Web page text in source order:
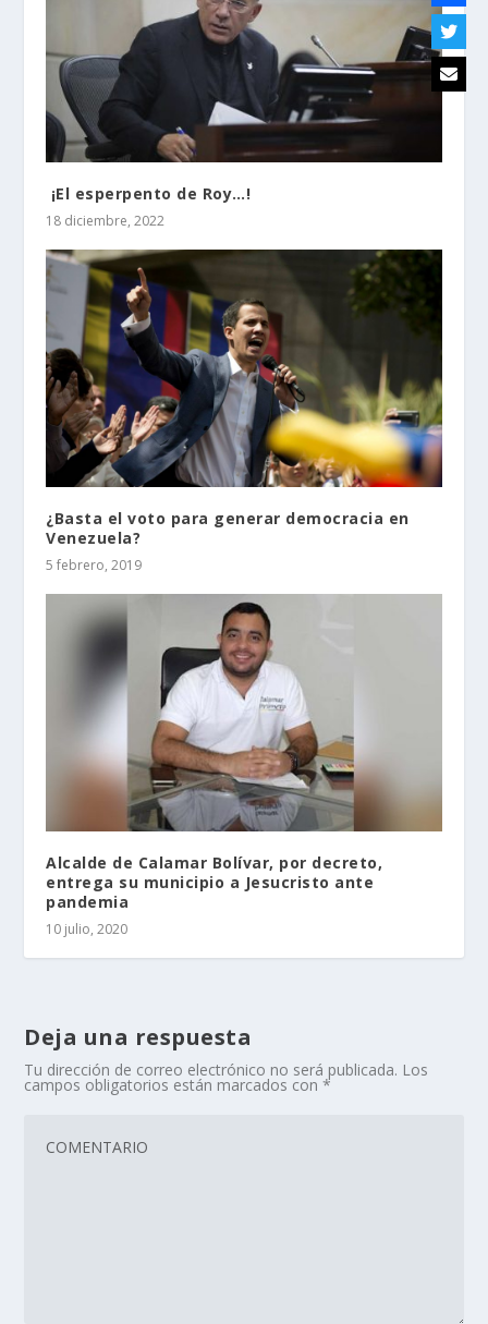
¡El esperpento de Roy…!
18 diciembre, 2022
¿Basta el voto para generar democracia en
Venezuela?
5 febrero, 2019
Alcalde de Calamar Bolívar, por decreto,
entrega su municipio a Jesucristo ante
pandemia
10 julio, 2020
Deja una respuesta
Tu dirección de correo electrónico no será publicada. Los
campos obligatorios están marcados con*